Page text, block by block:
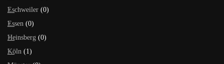
Eschweiler (0)
Essen (0)
Heinsberg (0)
Köln (1)